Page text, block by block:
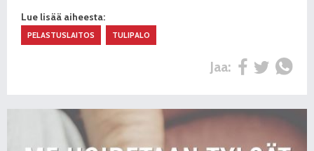
Lue lisää aiheesta:
PELASTUSLAITOS TULIPALO
Jaa: